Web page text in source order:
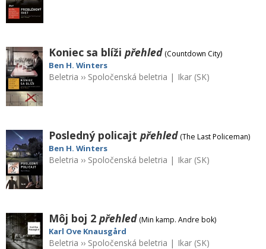
Koniec sa blížipřehled (Countdown City)
Ben H. Winters
Beletria ›› Spoločenská beletria | Ikar (SK)
Posledný policajt přehled (The Last Policeman)
Ben H. Winters
Beletria ›› Spoločenská beletria | Ikar (SK)
Môj boj 2přehled (Min kamp. Andre bok)
Karl Ove Knausgård
Beletria ›› Spoločenská beletria | Ikar (SK)